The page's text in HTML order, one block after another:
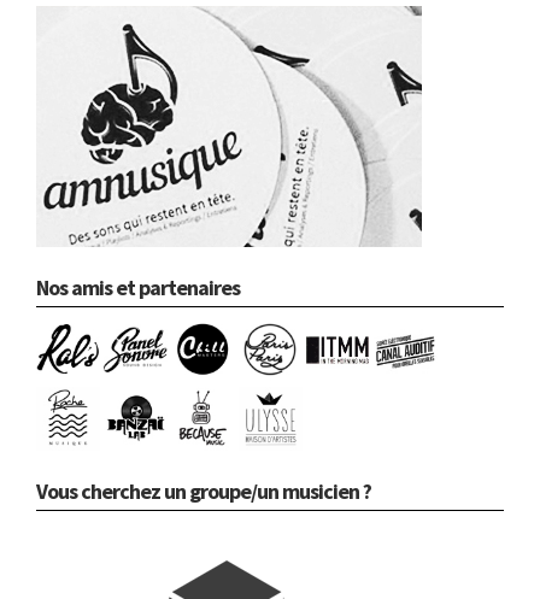
Nos amis et partenaires
Vous cherchez un groupe/un musicien ?